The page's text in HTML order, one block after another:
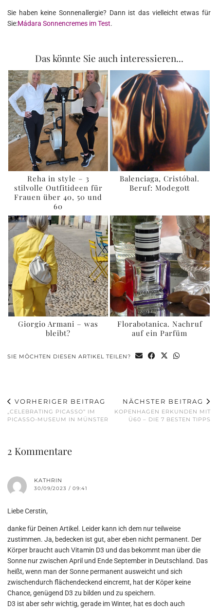
Sie haben keine Sonnenallergie? Dann ist das vielleicht etwas für
Sie:Mádara Sonnencremes im Test.
Das könnte Sie auch interessieren...
Reha in style – 3
stilvolle Outfitideen für
Frauen über 40, 50 und
60
Balenciaga, Cristóbal.
Beruf: Modegott
Giorgio Armani – was
bleibt?
Florabotanica. Nachruf
auf ein Parfüm
SIE MÖCHTEN DIESEN ARTIKEL TEILEN?
VORHERIGER BEITRAG
„CELEBRATING PICASSO“ IM
PICASSO-MUSEUM IN MÜNSTER
NÄCHSTER BEITRAG
KOPENHAGEN ERKUNDEN MIT
Ü60 – DIE 7 BESTEN TIPPS
2 Kommentare
KATHRIN
30/09/2023 / 09:41
Liebe Cerstin,
danke für Deinen Artikel. Leider kann ich dem nur teilweise
zustimmen. Ja, bedecken ist gut, aber eben nicht permanent. Der
Körper braucht auch Vitamin D3 und das bekommt man über die
Sonne nur zwischen April und Ende September in Deutschland. Das
heißt, wenn man der Sonne permanent ausweicht und sich
zwischendurch flächendeckend eincremt, hat der Köper keine
Chance, genügend D3 zu bilden und zu speichern.
D3 ist aber sehr wichtig, gerade im Winter, hat es doch auch